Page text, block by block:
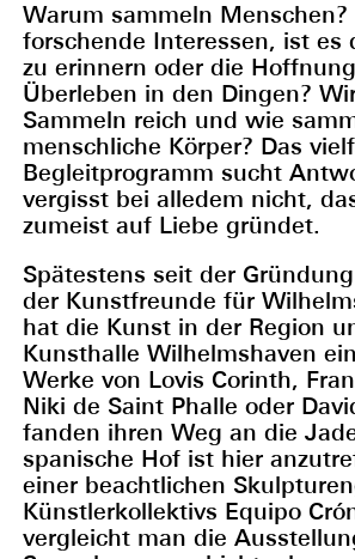
Warum sammeln Menschen?
forschende Interessen, ist es
zu erinnern oder die
Überleben in den Dingen?
Sammeln reich und wie
menschliche Körper? Das
Begleitprogramm sucht
vergisst bei alledem nicht,
zumeist auf Liebe gründet.
Spätestens seit der
der Kunstfreunde für
hat die Kunst in der Region
Kunsthalle Wilhelmshaven
Werke von Lovis Corinth,
Niki de Saint Phalle oder
fanden ihren Weg an die
spanische Hof ist hier
einer beachtlichen
Künstlerkollektivs Equipo
vergleicht man die